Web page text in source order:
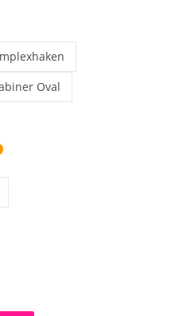
gestalten | Ring
selbst gestalten |
Oval